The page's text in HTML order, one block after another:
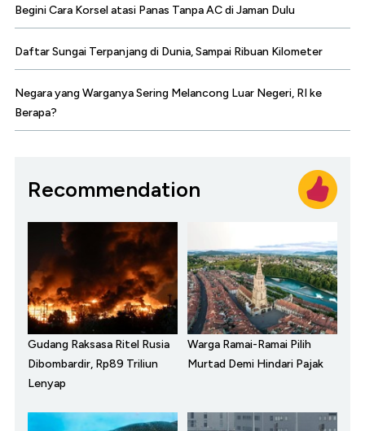
Begini Cara Korsel atasi Panas Tanpa AC di Jaman Dulu
Daftar Sungai Terpanjang di Dunia, Sampai Ribuan Kilometer
Negara yang Warganya Sering Melancong Luar Negeri, RI ke
Berapa?
Recommendation
Gudang Raksasa Ritel Rusia
Dibombardir, Rp89 Triliun
Lenyap
Warga Ramai-Ramai Pilih
Murtad Demi Hindari Pajak